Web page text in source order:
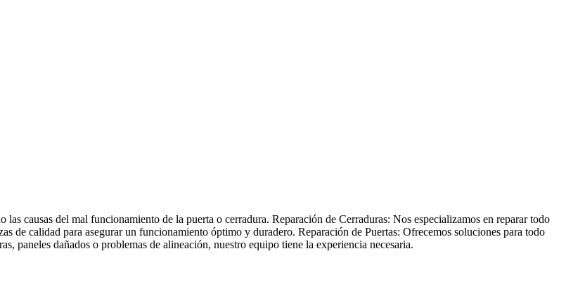
causas del mal funcionamiento de la puerta o cerradura. Reparación de Cerraduras: Nos especializamos en reparar todo
de calidad para asegurar un funcionamiento óptimo y duradero. Reparación de Puertas: Ofrecemos soluciones para todo
paneles dañados o problemas de alineación, nuestro equipo tiene la experiencia necesaria.